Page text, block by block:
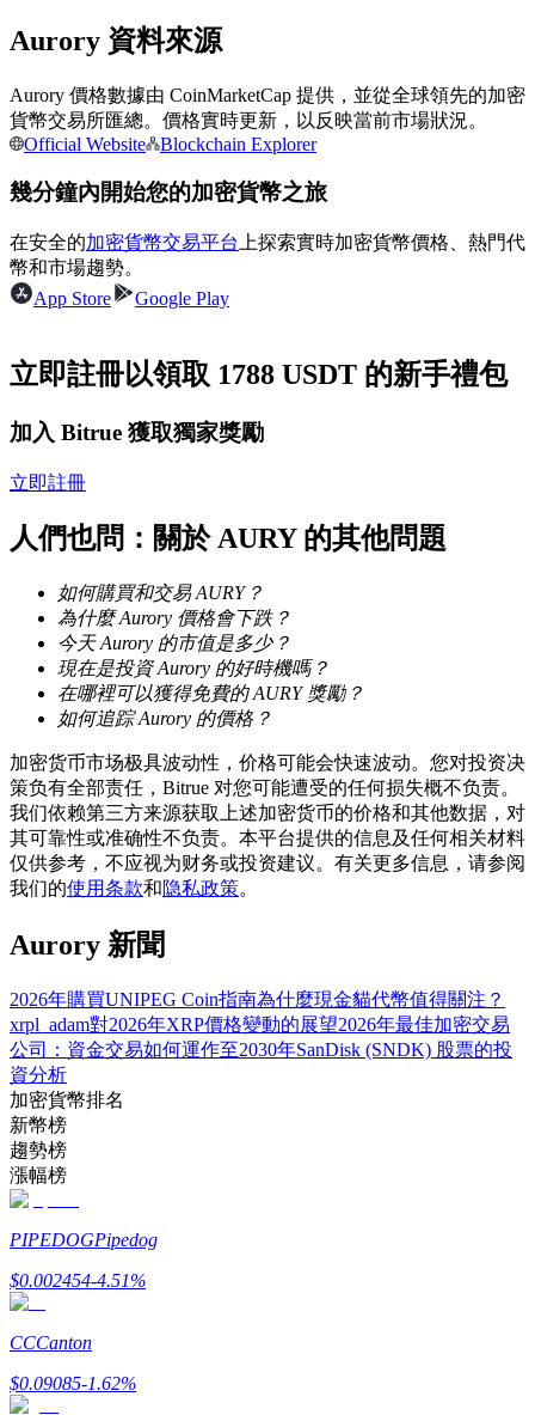
跟單
成為跟單交易員
合約資訊
包含交易情況等的大數據分析
合約指南
合約功能使用指南
交易策略
學習如何保持盈利
Aurory 資料來源
Aurory 價格數據由 CoinMarketCap 提供，並從全球領先的加密
貨幣交易所匯總。價格實時更新，以反映當前市場狀況。
Official Website
Blockchain Explorer
幾分鐘內開始您的加密貨幣之旅
在安全的加密貨幣交易平台 上探索實時加密貨幣價格、熱門代
幣和市場趨勢。
App Store
Google Play
立即註冊以領取 1788 USDT 的新手禮包
加入 Bitrue 獲取獨家獎勵
立即註冊
人們也問：關於 AURY 的其他問題
如何購買和交易 AURY？
為什麼 Aurory 價格會下跌？
今天 Aurory 的市值是多少？
現在是投資 Aurory 的好時機嗎？
在哪裡可以獲得免費的 AURY 獎勵？
如何追踪 Aurory 的價格？
加密货币市场极具波动性，价格可能会快速波动。您对投资决
策负有全部责任，Bitrue 对您可能遭受的任何损失概不负责。
我们依赖第三方来源获取上述加密货币的价格和其他数据，对
其可靠性或准确性不负责。本平台提供的信息及任何相关材料
仅供参考，不应视为财务或投资建议。有关更多信息，请参阅
我们的使用条款和隐私政策。
Aurory 新聞
2026年購買UNIPEG Coin指南為什麼現金貓代幣值得關注？
xrpl_adam對2026年XRP價格變動的展望2026年最佳加密交易
公司：資金交易如何運作至2030年SanDisk (SNDK) 股票的投
資分析
加密貨幣排名
新幣榜
趨勢榜
漲幅榜
PIPEDOGPipedog
$0.002454-4.51%
CCCanton
$0.09085-1.62%